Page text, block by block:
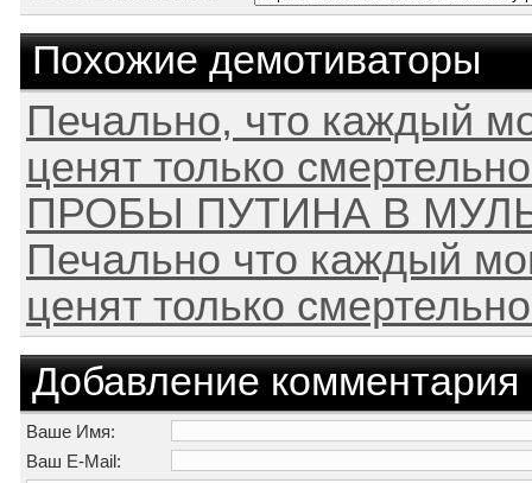
Похожие демотиваторы
Печально, что каждый
ценят только
ПРОБЫ ПУТИНА В
Печально что каждый
ценят только
Добавление комментария
Ваше Имя:
Ваш E-Mail: